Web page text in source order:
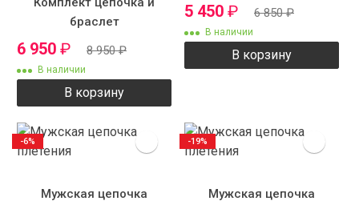
браслет
6 950 ₽ 8 950₽
В наличии
В корзину
5 450 ₽ 6 850₽
В наличии
В корзину
Мужская цепочка
-6%
Мужская цепочка
-19%